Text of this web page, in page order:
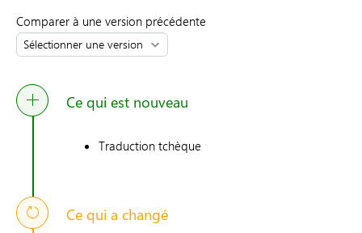
Comparer à une version précédente
Ce qui est nouveau
Traduction tchèque
Ce qui a changé